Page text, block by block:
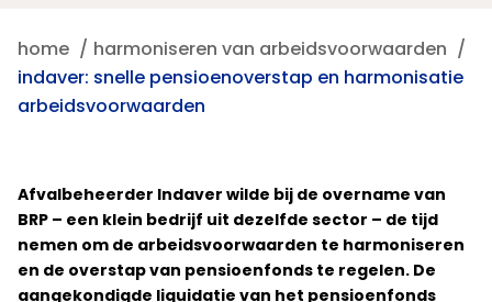
home
harmoniseren van arbeidsvoorwaarden
indaver: snelle pensioenoverstap en harmonisatie
arbeidsvoorwaarden
Afvalbeheerder Indaver wilde bij de overname van
BRP – een klein bedrijf uit dezelfde sector – de tijd
nemen om de arbeidsvoorwaarden te harmoniseren
en de overstap van pensioenfonds te regelen. De
aangekondigde liquidatie van het pensioenfonds